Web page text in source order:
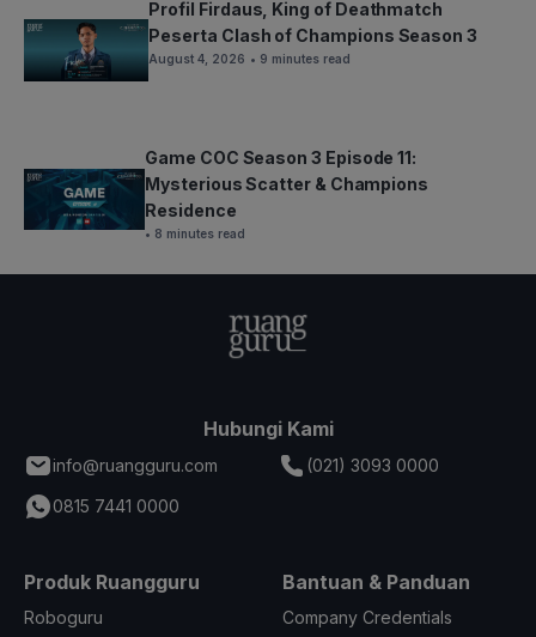
Profil Firdaus, King of Deathmatch
Peserta Clash of Champions Season 3
August 4, 2026 • 9 minutes read
Game COC Season 3 Episode 11:
Mysterious Scatter & Champions
Residence
• 8 minutes read
Hubungi Kami
info@ruangguru.com
(021) 3093 0000
0815 7441 0000
Produk Ruangguru
Roboguru
Bantuan & Panduan
Company Credentials